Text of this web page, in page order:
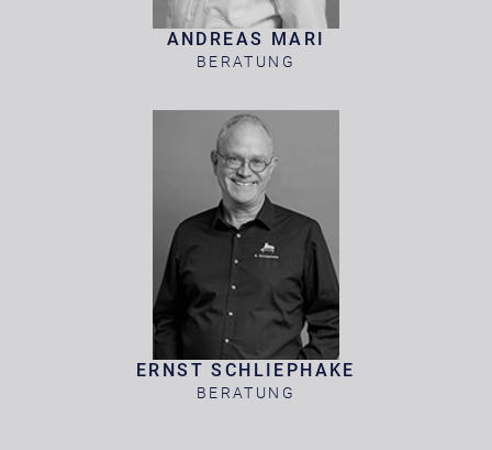
ANDREAS MARI
BERATUNG
ERNST SCHLIEPHAKE
BERATUNG